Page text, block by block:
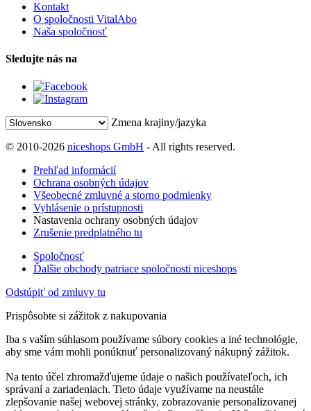
Kontakt
O spoločnosti VitalAbo
Naša spoločnosť
Sledujte nás na
Zmena krajiny/jazyka
© 2010-2026 niceshops GmbH - All rights reserved.
Prehľad informácií
Ochrana osobných údajov
Všeobecné zmluvné a storno podmienky
Vyhlásenie o prístupnosti
Nastavenia ochrany osobných údajov
Zrušenie predplatného tu
Spoločnosť
Ďalšie obchody patriace spoločnosti niceshops
Odstúpiť od zmluvy tu
Prispôsobte si zážitok z nakupovania
Iba s vaším súhlasom používame súbory cookies a iné technológie,
aby sme vám mohli ponúknuť personalizovaný nákupný zážitok.
Na tento účel zhromažďujeme údaje o našich používateľoch, ich
správaní a zariadeniach. Tieto údaje využívame na neustále
zlepšovanie našej webovej stránky, zobrazovanie personalizovanej